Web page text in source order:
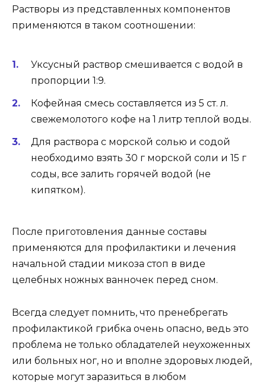
Растворы из представленных компонентов
применяются в таком соотношении:
Уксусный раствор смешивается с водой в
пропорции 1:9.
Кофейная смесь составляется из 5 ст. л.
свежемолотого кофе на 1 литр теплой воды.
Для раствора с морской солью и содой
необходимо взять 30 г морской соли и 15 г
соды, все залить горячей водой (не
кипятком).
После приготовления данные составы
применяются для профилактики и лечения
начальной стадии микоза стоп в виде
целебных ножных ванночек перед сном.
Всегда следует помнить, что пренебрегать
профилактикой грибка очень опасно, ведь это
проблема не только обладателей неухоженных
или больных ног, но и вполне здоровых людей,
которые могут заразиться в любом